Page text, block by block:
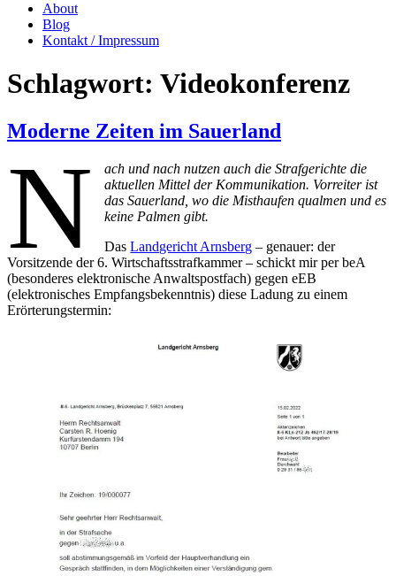
About
Blog
Kontakt / Impressum
Schlagwort: Videokonferenz
Moderne Zeiten im Sauerland
N
ach und nach nutzen auch die Strafgerichte die
aktuellen Mittel der Kommunikation. Vorreiter ist
das Sauerland, wo die Misthaufen qualmen und es
keine Palmen gibt.
DasLandgericht Arnsberg – genauer: der
Vorsitzende der 6. Wirtschaftsstrafkammer – schickt mir per beA
(besonderes elektronische Anwaltspostfach) gegen eEB
(elektronisches Empfangsbekenntnis) diese Ladung zu einem
Erörterungstermin: